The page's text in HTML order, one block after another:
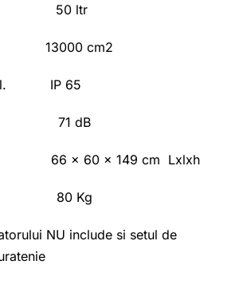
50 ltr
13000 cm2
el. IP 65
71 dB
x 60 x 149 cm Lxlxh
80 Kg
NU include si setul de